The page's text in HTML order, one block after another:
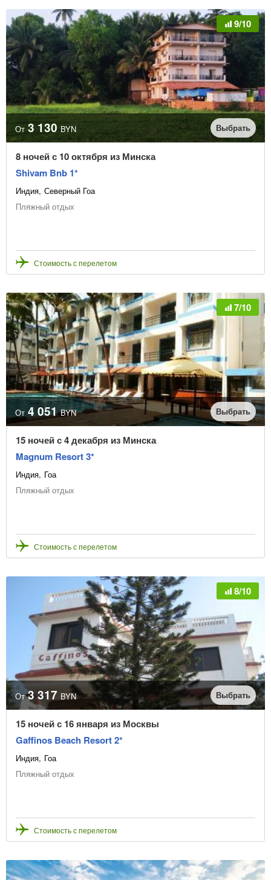
9/10
От 3 130 BYN Выбрать
8 ночей с 10 октября из Минска
Shivam Bnb 1*
Индия Северный Гоа
Пляжный отдых
Стоимость с перелетом
7/10
От 4 051 BYN Выбрать
15 ночей с 4 декабря из Минска
Magnum Resort 3*
Индия Гоа
Пляжный отдых
Стоимость с перелетом
8/10
От 3 317 BYN Выбрать
15 ночей с 16 января из Москвы
Gaffinos Beach Resort 2*
Индия Гоа
Пляжный отдых
Стоимость с перелетом